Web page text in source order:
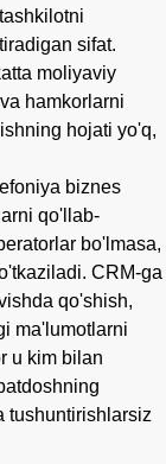
sifat.
moliyaviy
hamkorlarni
hojati yo'q,
biznes
qo'llab-
bo'lmasa,
CRM-ga
qo'shish,
ma'lumotlarni
u kim bilan
tushuntirishlarsiz